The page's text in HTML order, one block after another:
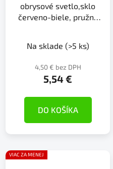
obrysové svetlo,sklo
červeno-biele, pružný
Na sklade (>5 ks)
4,50 € bez DPH
5,54 €
DO KOŠÍKA
VIAC ZA MENEJ